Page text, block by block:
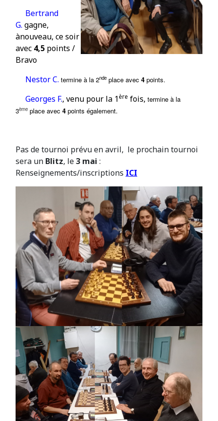
Bertrand
G. gagne,
ànouveau, ce soir
avec 4,5 points /
Bravo
Nestor C. termine à la 2nde place avec 4 points.
Georges F., venu pour la 1ère fois, termine à la
3ème place avec 4 points également.
Pas de tournoi prévu en avril, le prochain tournoi
sera un Blitz, le3 mai :
Renseignements/inscriptions ICI